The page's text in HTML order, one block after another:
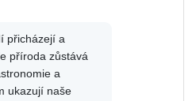
přicházejí a
příroda zůstává
a
ukazují naše